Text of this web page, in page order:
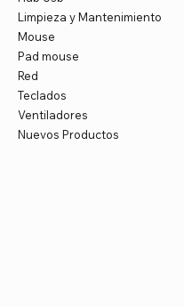
Limpieza y Mantenimiento
Mouse
Pad mouse
Red
Teclados
Ventiladores
Nuevos Productos